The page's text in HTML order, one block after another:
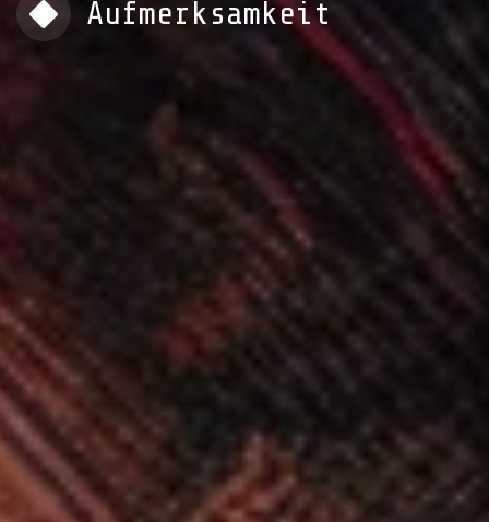
Aufmerksamkeit